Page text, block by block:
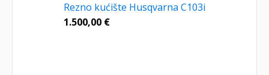
Rezno kućište Husqvarna C103i
1.500,00 €